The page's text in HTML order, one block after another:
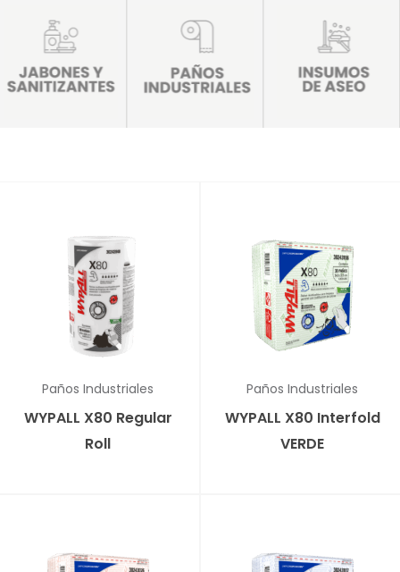
Paños Industriales
WYPALL X80 Regular
Roll
Paños Industriales
WYPALL X80 Interfold
VERDE